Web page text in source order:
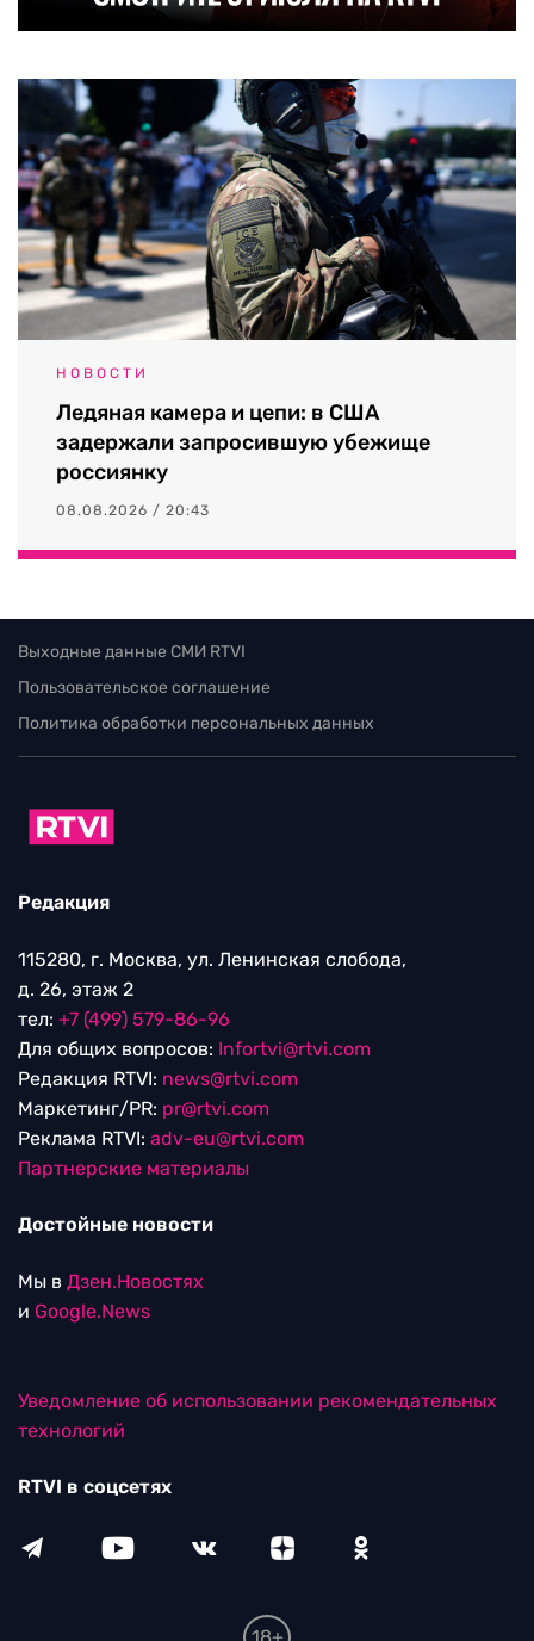
НОВОСТИ
Ледяная камера и цепи: в США
задержали запросившую убежище
россиянку
08.08.2026 / 20:43
Выходные данные СМИ RTVI
Пользовательское соглашение
Политика обработки персональных данных
Редакция
115280, г. Москва, ул. Ленинская слобода,
д. 26, этаж 2
тел: +7 (499) 579-86-96
Для общих вопросов: Infortvi@rtvi.com
Редакция RTVI: news@rtvi.com
Маркетинг/PR: pr@rtvi.com
Реклама RTVI: adv-eu@rtvi.com
Партнерские материалы
Достойные новости
Мы в Дзен.Новостях
и Google.News
Уведомление об использовании рекомендательных
технологий
RTVI в соцсетях